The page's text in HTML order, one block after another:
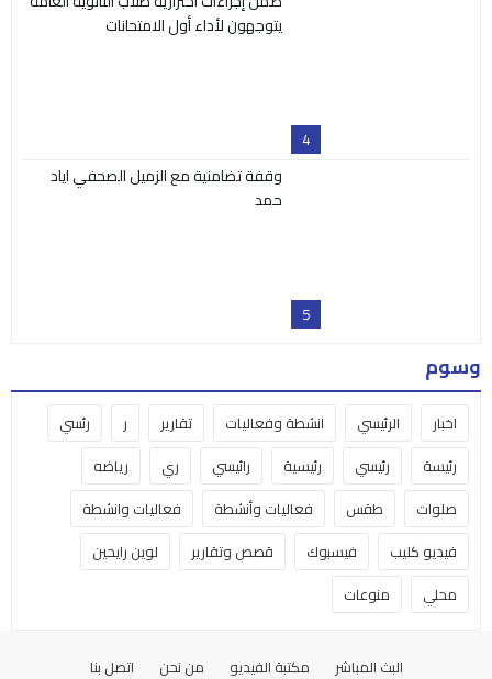
4
يتوجهون لأداء أول الامتحانات
5
وقفة تضامنية مع الزميل الصحفي اياد
حمد
وسوم
اخبار الرئيسي انشطة وفعاليات تقارير ر
رئسي
رئيسة
رئيسي رئيسية رائيسي ري
رياضه
صلوات
طقس فعاليات وأنشطة
فعاليات وانشطة
فيديو كليب
فيسبوك قصص وتقارير
لوين رايحين
محلي
منوعات
البث المباشر مكتبة الفيديو من نحن اتصل بنا